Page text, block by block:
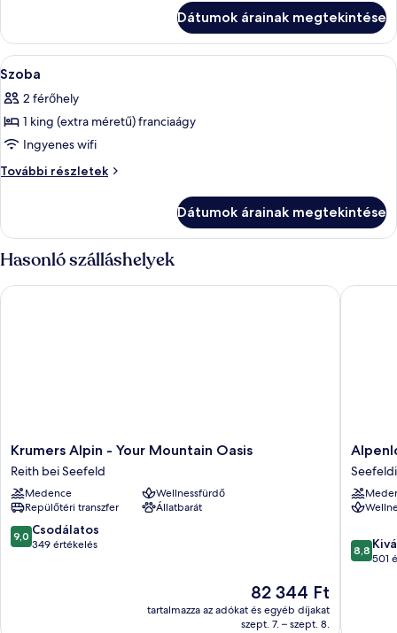
Dátumok árainak megtekintése
A
következő
szoba
összes
képének
megtekintése:
Egy tágas nappali kandallóval,
3
Szoba
2 férőhely
1 king (extra méretű) franciaágy
Ingyenes wifi
További részletek
Szoba
Dátumok árainak megtekintése
Hasonló szálláshelyek
Krumers
Alpin
-
Your
Mountain
Oasis
Reith
Krumers Alpin - Your Mountain Oasis
Reith bei Seefeld
Medence
Wellnessfürdő
Repülőtéri transzfer
Állatbarát
9.0
ennyiből:
9,0 Csodálatos
349 értékelés
Az
ár
82 344 Ft
82 344 Ft
tartalmazza az adókat és egyéb díjakat
szept. 7. – szept. 8.
Krumers Alpin - Your Mountain Oasis
-
Adult
SPA
Hotel
zóna
8.8
8,8
501